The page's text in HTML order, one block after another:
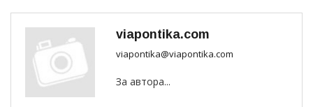
viapontika.com
viapontika@viapontika.com
За автора...